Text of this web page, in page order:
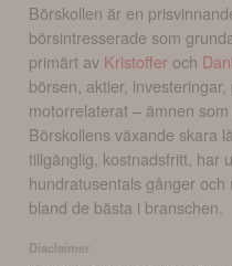
Börskollen är en
börsintresserade som
primärt av Kristoffer och
börsen, aktier,
motorrelaterat – ämnen
Börskollens växande skara
tillgänglig, kostnadsfritt, har
hundratusentals gånger
bland de bästa i branschen.
Disclaimer